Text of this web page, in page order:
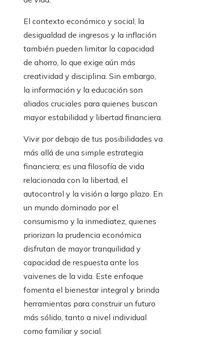
El contexto económico y social, la
desigualdad de ingresos y la inflación
también pueden limitar la capacidad
de ahorro, lo que exige aún más
creatividad y disciplina. Sin embargo,
la información y la educación son
aliados cruciales para quienes buscan
mayor estabilidad y libertad financiera.
Vivir por debajo de tus posibilidades va
más allá de una simple estrategia
financiera; es una filosofía de vida
relacionada con la libertad, el
autocontrol y la visión a largo plazo. En
un mundo dominado por el
consumismo y la inmediatez, quienes
priorizan la prudencia económica
disfrutan de mayor tranquilidad y
capacidad de respuesta ante los
vaivenes de la vida. Este enfoque
fomenta el bienestar integral y brinda
herramientas para construir un futuro
más sólido, tanto a nivel individual
como familiar y social.